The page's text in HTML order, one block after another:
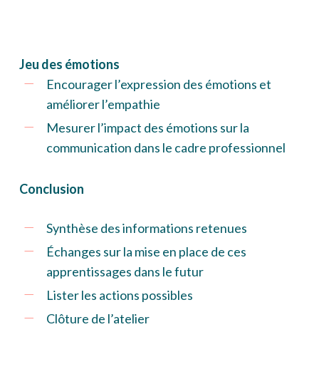
Jeu des émotions
Encourager l’expression des émotions et
améliorer l’empathie
Mesurer l’impact des émotions sur la
communication dans le cadre professionnel
Conclusion
Synthèse des informations retenues
Échanges sur la mise en place de ces
apprentissages dans le futur
Lister les actions possibles
Clôture de l’atelier